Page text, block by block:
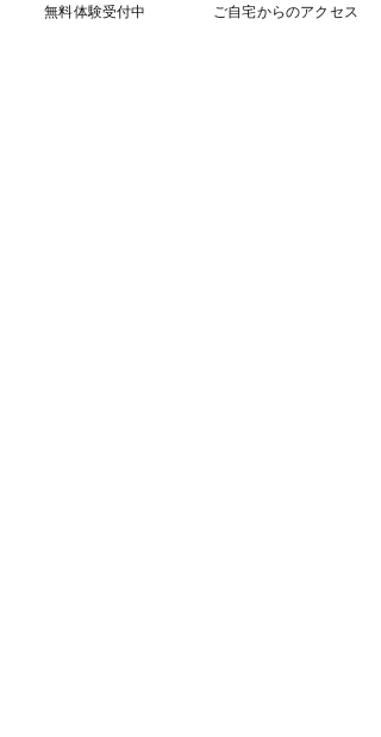
無料体験受付中 ご自宅からのアクセス